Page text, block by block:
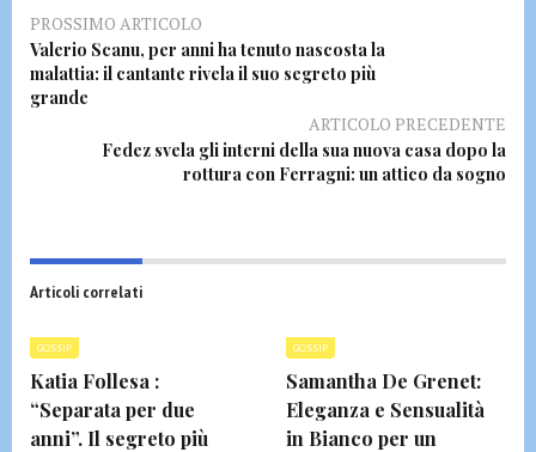
PROSSIMO ARTICOLO
Valerio Scanu, per anni ha tenuto nascosta la
malattia: il cantante rivela il suo segreto più
grande
ARTICOLO PRECEDENTE
Fedez svela gli interni della sua nuova casa dopo la
rottura con Ferragni: un attico da sogno
Articoli correlati
GOSSIP
Katia Follesa :
“Separata per due
anni”. Il segreto più
GOSSIP
Samantha De Grenet:
Eleganza e Sensualità
in Bianco per un